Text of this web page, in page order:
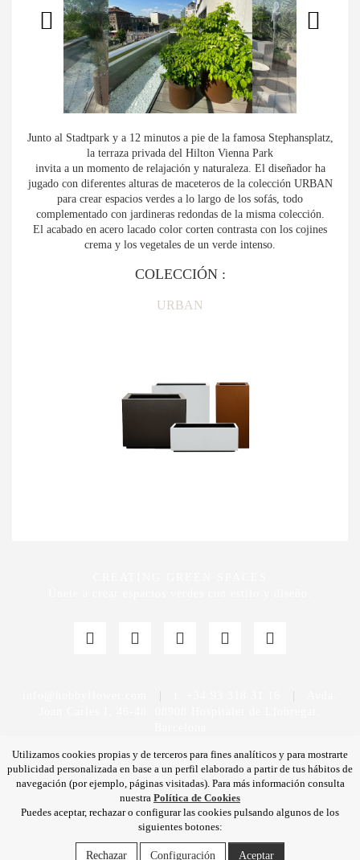
Junto al Stadtpark y a 12 minutos a pie de la famosa Stephansplatz,
la terraza privada del Hilton Vienna Park
invita a un momento de relajación y naturaleza. El diseñador ha
jugado con diferentes alturas de maceteros de la colección URBAN
para crear espacios verdes a lo largo de los sofás, todo
complementado con jardineras redondas de la misma colección.
El acabado en acero lacado color corten contrasta con los cojines
crema y los vegetales de un verde intenso.
COLECCIÓN :
URBAN
Política de privacidad | Aviso legal |
Política de calidad
Política de cookies
Utilizamos cookies propias y de terceros para fines analíticos y para mostrarte
publicidad personalizada en base a un perfil elaborado a partir de tus hábitos de
navegación (por ejemplo, páginas visitadas). Para más información consulta
nuestra Política de Cookies
Puedes aceptar, rechazar o configurar las cookies pulsando algunos de los
siguientes botones:
Rechazar Configuración Aceptar